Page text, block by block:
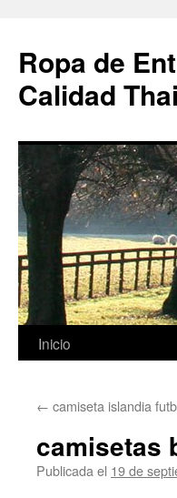
Ropa de
Calidad
Saltar
contenido
Inicio
← camiseta islandia
camisetas
Publicada el 19 de